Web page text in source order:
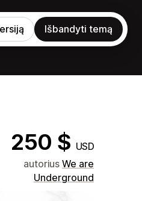
Išbandyti temą
250 $ USD
autorius We are
Underground